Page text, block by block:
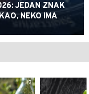
JEDAN ZNAK
NEKO IMA
0